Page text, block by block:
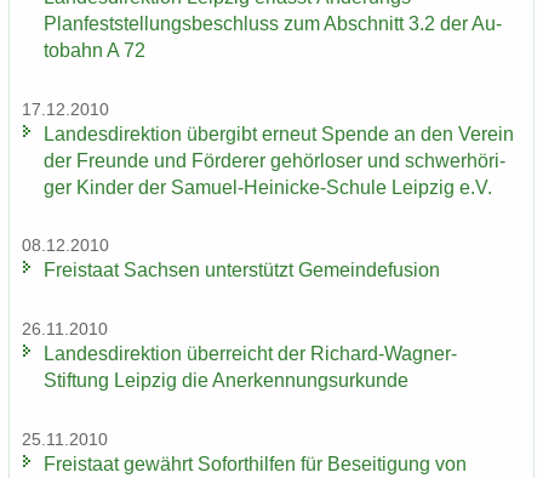
Planfeststellungsbeschluss zum Ab­schnitt 3.2 der Au­
to­bahn A 72
17.12.2010
Lan­des­di­rek­ti­on über­gibt er­neut Spen­de an den Ver­ein
der Freun­de und För­de­rer ge­hör­lo­ser und schwer­hö­ri­
ger Kin­der der Samuel-​Heinicke-Schule Leip­zig e.V.
08.12.2010
Frei­staat Sach­sen un­ter­stützt Ge­mein­de­fu­si­on
26.11.2010
Lan­des­di­rek­ti­on über­reicht der Richard-​Wagner-
Stiftung Leip­zig die An­er­ken­nungs­ur­kun­de
25.11.2010
Frei­staat ge­währt So­fort­hil­fen für Be­sei­ti­gung von